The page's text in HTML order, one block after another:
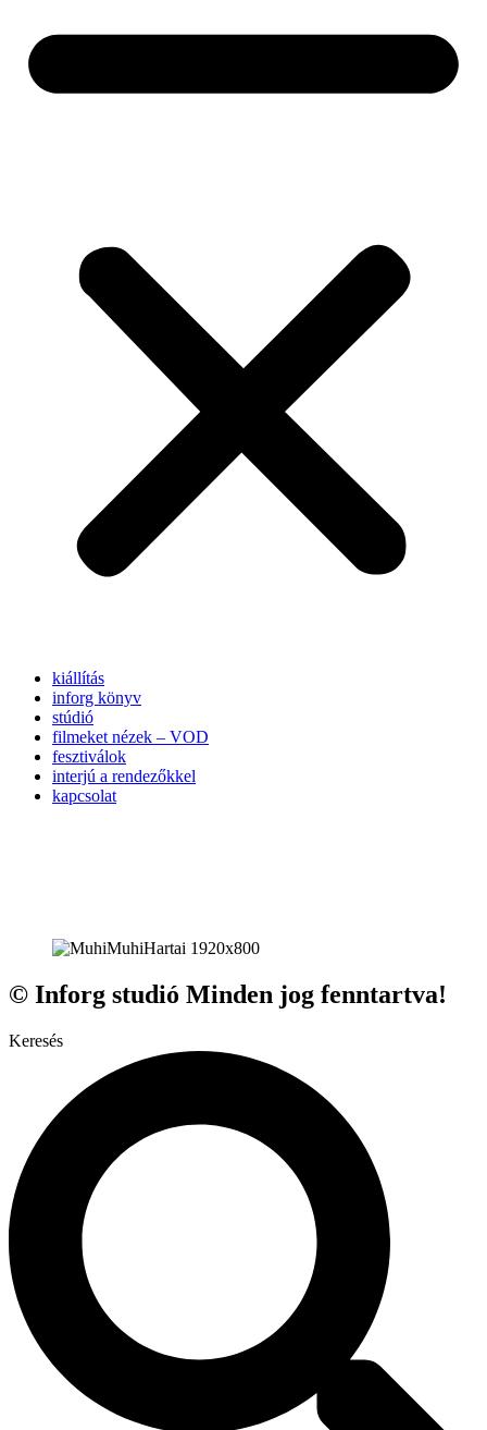
kiállítás
inforg könyv
stúdió
filmeket nézek – VOD
fesztiválok
interjú a rendezőkkel
kapcsolat
© Inforg studió Minden jog fenntartva!
Keresés